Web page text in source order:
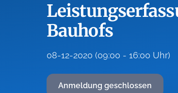
Bauhofs
08-12-2020 (09:00 - 16:00 Uhr)
Anmeldung geschlossen